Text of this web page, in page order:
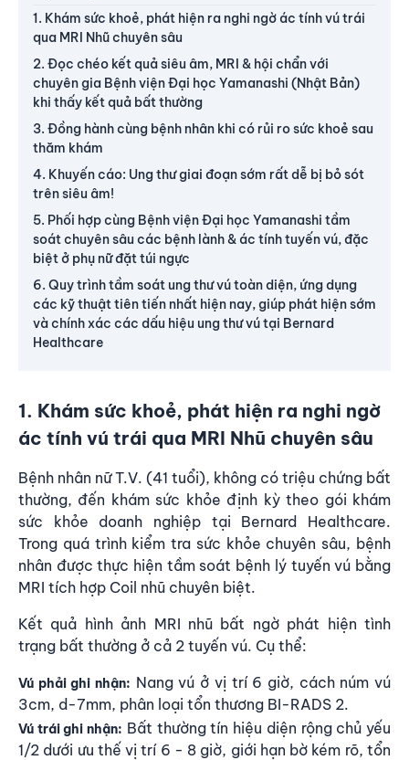
1. Khám sức khoẻ, phát hiện ra nghi ngờ ác tính vú trái
qua MRI Nhũ chuyên sâu
2. Đọc chéo kết quả siêu âm, MRI & hội chẩn với
chuyên gia Bệnh viện Đại học Yamanashi (Nhật Bản)
khi thấy kết quả bất thường
3. Đồng hành cùng bệnh nhân khi có rủi ro sức khoẻ sau
thăm khám
4. Khuyến cáo: Ung thư giai đoạn sớm rất dễ bị bỏ sót
trên siêu âm!
5. Phối hợp cùng Bệnh viện Đại học Yamanashi tầm
soát chuyên sâu các bệnh lành & ác tính tuyến vú, đặc
biệt ở phụ nữ đặt túi ngực
6. Quy trình tầm soát ung thư vú toàn diện, ứng dụng
các kỹ thuật tiên tiến nhất hiện nay, giúp phát hiện sớm
và chính xác các dấu hiệu ung thư vú tại Bernard
Healthcare
1. Khám sức khoẻ, phát hiện ra nghi ngờ
ác tính vú trái qua MRI Nhũ chuyên sâu
Bệnh nhân nữ T.V. (41 tuổi), không có triệu chứng bất
thường, đến khám sức khỏe định kỳ theo gói khám
sức khỏe doanh nghiệp tại Bernard Healthcare.
Trong quá trình kiểm tra sức khỏe chuyên sâu, bệnh
nhân được thực hiện tầm soát bệnh lý tuyến vú bằng
MRI tích hợp Coil nhũ chuyên biệt.
Kết quả hình ảnh MRI nhũ bất ngờ phát hiện tình
trạng bất thường ở cả 2 tuyến vú. Cụ thể:
Vú phải ghi nhận: Nang vú ở vị trí 6 giờ, cách núm vú
3cm, d-7mm, phân loại tổn thương BI-RADS 2.
Vú trái ghi nhận: Bất thường tín hiệu diện rộng chủ yếu
1/2 dưới ưu thế vị trí 6 - 8 giờ, giới hạn bờ kém rõ, tổn